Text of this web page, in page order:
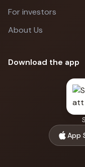
For investors
About Us
Download the app
App